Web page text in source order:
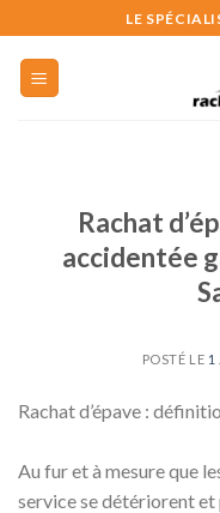
to
content
LE
Rachat
accidentée
POSTÉ LE 1
Rachat d’épave :
Au fur et à mesure que
service se détériorent et